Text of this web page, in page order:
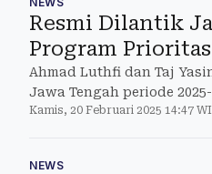
Resmi Dilantik
Program
Ahmad Luthfi dan Taj
Jawa Tengah periode
Kepresiden
Kamis, 20 Februari 2025 14:47
NEWS